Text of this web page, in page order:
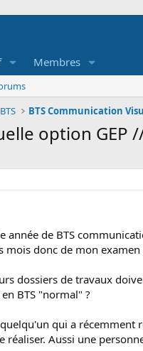
Membres
BTS Communication
option GEP
année de BTS
mois donc de mon
dossiers de travaux
BTS "normal" ?
qui a récemment
réaliser. Aussi une